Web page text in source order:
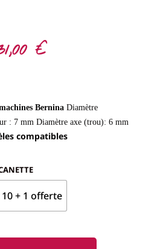
€Plage
de
Bernina Diamètre
: 7 mm Diamètre axe (trou): 6 mm
compatibles
+ 1 offerte